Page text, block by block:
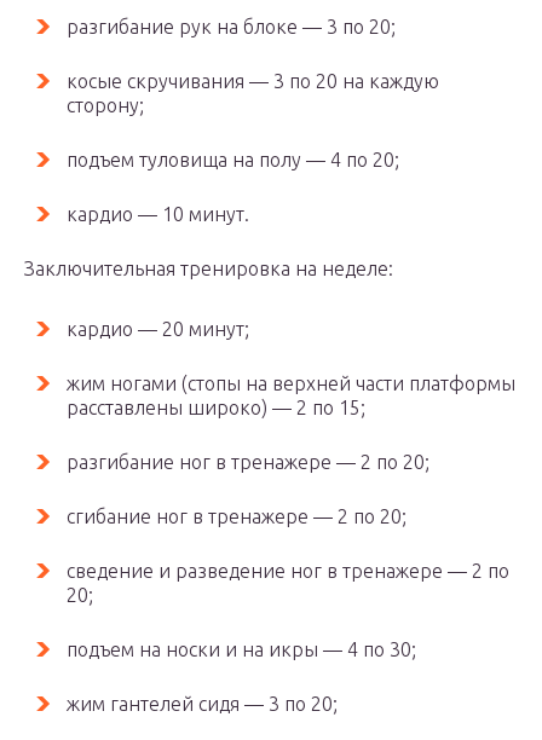
разгибание рук на блоке — 3 по 20;
косые скручивания — 3 по 20 на каждую
сторону;
подъем туловища на полу — 4 по 20;
кардио — 10 минут.
Заключительная тренировка на неделе:
кардио — 20 минут;
жим ногами (стопы на верхней части платформы
расставлены широко) — 2 по 15;
разгибание ног в тренажере — 2 по 20;
сгибание ног в тренажере — 2 по 20;
сведение и разведение ног в тренажере — 2 по
20;
подъем на носки и на икры — 4 по 30;
жим гантелей сидя — 3 по 20;